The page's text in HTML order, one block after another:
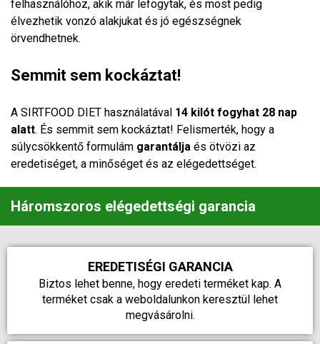
felhasználóhoz, akik már lefogytak, és most pedig
élvezhetik vonzó alakjukat és jó egészségnek
örvendhetnek.
Semmit sem kockáztat!
A SIRTFOOD DIET használatával 14 kilót fogyhat 28 nap
alatt. És semmit sem kockáztat! Felismerték, hogy a
súlycsökkentő formulám garantálja és ötvözi az
eredetiséget, a minőséget és az elégedettséget.
Háromszoros elégedettségi garancia
EREDETISÉGI GARANCIA
Biztos lehet benne, hogy eredeti terméket kap. A
terméket csak a weboldalunkon keresztül lehet
megvásárolni.